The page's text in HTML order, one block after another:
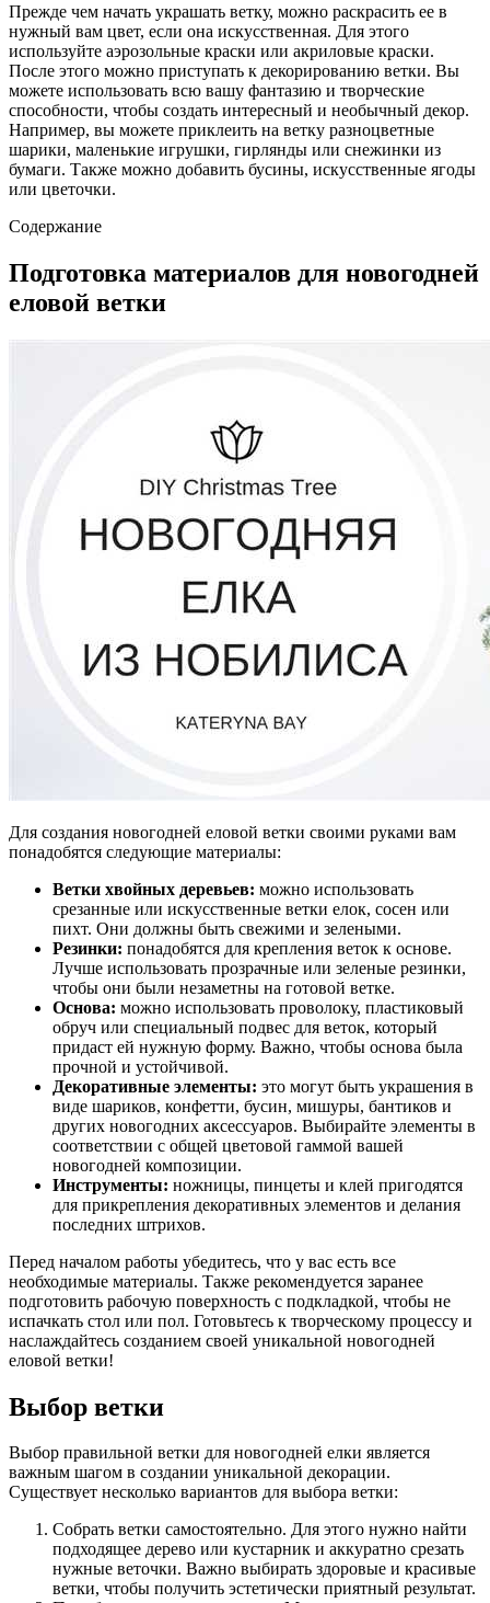
Прежде чем начать украшать ветку, можно раскрасить ее в
нужный вам цвет, если она искусственная. Для этого
используйте аэрозольные краски или акриловые краски.
После этого можно приступать к декорированию ветки. Вы
можете использовать всю вашу фантазию и творческие
способности, чтобы создать интересный и необычный декор.
Например, вы можете приклеить на ветку разноцветные
шарики, маленькие игрушки, гирлянды или снежинки из
бумаги. Также можно добавить бусины, искусственные ягоды
или цветочки.
Содержание
Подготовка материалов для новогодней
еловой ветки
Для создания новогодней еловой ветки своими руками вам
понадобятся следующие материалы:
Ветки хвойных деревьев: можно использовать
срезанные или искусственные ветки елок, сосен или
пихт. Они должны быть свежими и зелеными.
Резинки: понадобятся для крепления веток к основе.
Лучше использовать прозрачные или зеленые резинки,
чтобы они были незаметны на готовой ветке.
Основа: можно использовать проволоку, пластиковый
обруч или специальный подвес для веток, который
придаст ей нужную форму. Важно, чтобы основа была
прочной и устойчивой.
Декоративные элементы: это могут быть украшения в
виде шариков, конфетти, бусин, мишуры, бантиков и
других новогодних аксессуаров. Выбирайте элементы в
соответствии с общей цветовой гаммой вашей
новогодней композиции.
Инструменты: ножницы, пинцеты и клей пригодятся
для прикрепления декоративных элементов и делания
последних штрихов.
Перед началом работы убедитесь, что у вас есть все
необходимые материалы. Также рекомендуется заранее
подготовить рабочую поверхность с подкладкой, чтобы не
испачкать стол или пол. Готовьтесь к творческому процессу и
наслаждайтесь созданием своей уникальной новогодней
еловой ветки!
Выбор ветки
Выбор правильной ветки для новогодней елки является
важным шагом в создании уникальной декорации.
Существует несколько вариантов для выбора ветки:
Собрать ветки самостоятельно. Для этого нужно найти
подходящее дерево или кустарник и аккуратно срезать
нужные веточки. Важно выбирать здоровые и красивые
ветки, чтобы получить эстетически приятный результат.